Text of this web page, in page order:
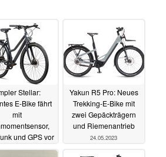
Stellar:
E-Bike fährt
mit
und GPS vor
25.05.2023
Yakun R5 Pro: Neues
Trekking-E-Bike mit
zwei Gepäckträgern
und Riemenantrieb
24.05.2023